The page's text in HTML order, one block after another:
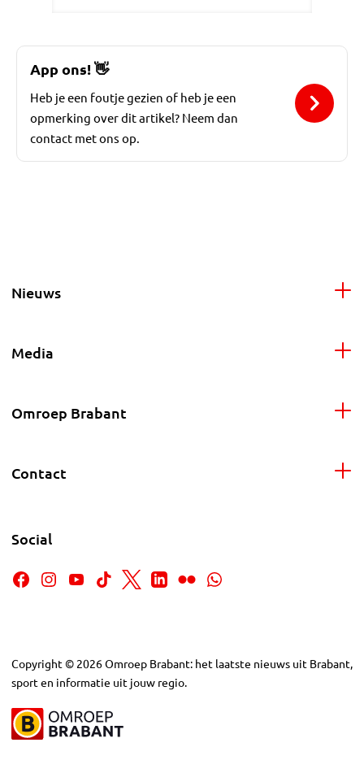
App ons! 👋
Heb je een foutje gezien of heb je een
opmerking over dit artikel? Neem dan
contact met ons op.
Nieuws
Media
Omroep Brabant
Contact
Social
Copyright © 2026Omroep Brabant: het laatste nieuws uit Brabant,
sport en informatie uit jouw regio.